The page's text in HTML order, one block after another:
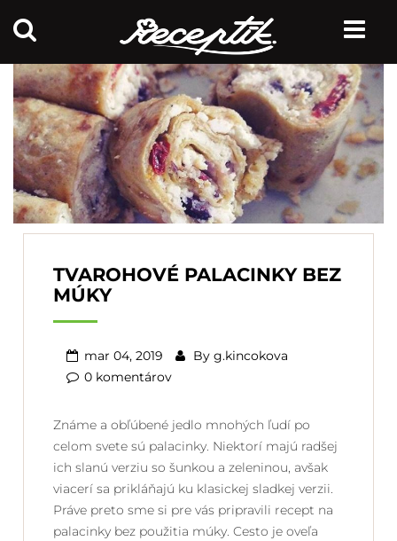
TVAROHOVÉ PALACINKY BEZ
MÚKY
mar 04, 2019 By g.kincokova
0 komentárov
Známe a obľúbené jedlo mnohých ľudí po
celom svete sú palacinky. Niektorí majú radšej
ich slanú verziu so šunkou a zeleninou, avšak
viacerí sa prikláňajú ku klasickej sladkej verzii.
Práve preto sme si pre vás pripravili recept na
palacinky bez použitia múky. Cesto je oveľa